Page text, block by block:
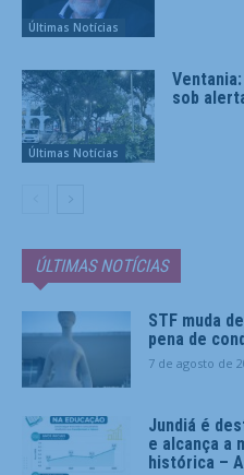
Últimas Notícias
Últimas Notícias
sob
ÚLTIMAS NOTÍCIAS
STF muda
pena de
7 de agosto de
Jundiá é
e alcança a
histórica –